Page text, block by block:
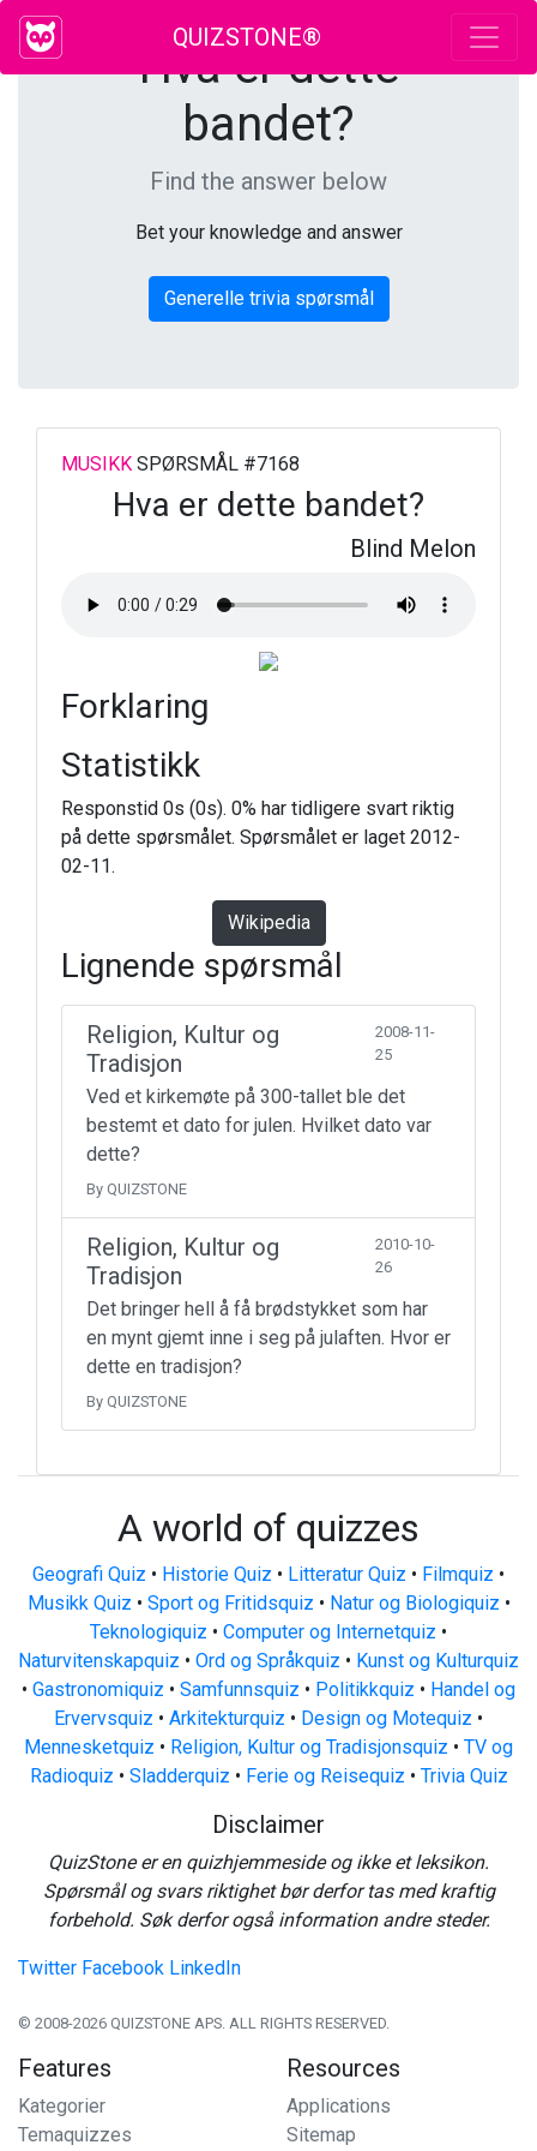
QUIZSTONE®
Hva er dette
bandet?
Find the answer below
Bet your knowledge and answer
Generelle trivia spørsmål
MUSIKK SPØRSMÅL #7168
Hva er dette bandet?
Blind Melon
Forklaring
Statistikk
Responstid 0s (0s). 0% har tidligere svart riktig
på dette spørsmålet. Spørsmålet er laget 2012-
02-11.
Wikipedia
Lignende spørsmål
Religion, Kultur og
Tradisjon
2008-11-
25
Ved et kirkemøte på 300-tallet ble det
bestemt et dato for julen. Hvilket dato var
dette?
By QUIZSTONE
Religion, Kultur og
Tradisjon
2010-10-
26
Det bringer hell å få brødstykket som har
en mynt gjemt inne i seg på julaften. Hvor er
dette en tradisjon?
By QUIZSTONE
A world of quizzes
Geografi Quiz • Historie Quiz • Litteratur Quiz • Filmquiz •
Musikk Quiz • Sport og Fritidsquiz • Natur og Biologiquiz •
Teknologiquiz • Computer og Internetquiz •
Naturvitenskapquiz • Ord og Språkquiz • Kunst og Kulturquiz
• Gastronomiquiz • Samfunnsquiz • Politikkquiz • Handel og
Ervervsquiz • Arkitekturquiz • Design og Motequiz •
Mennesketquiz • Religion, Kultur og Tradisjonsquiz • TV og
Radioquiz • Sladderquiz • Ferie og Reisequiz • Trivia Quiz
Disclaimer
QuizStone er en quizhjemmeside og ikke et leksikon.
Spørsmål og svars riktighet bør derfor tas med kraftig
forbehold. Søk derfor også information andre steder.
Twitter Facebook LinkedIn
© 2008-2026 QUIZSTONE APS. ALL RIGHTS RESERVED.
Features
Kategorier
Temaquizzes
Resources
Applications
Sitemap